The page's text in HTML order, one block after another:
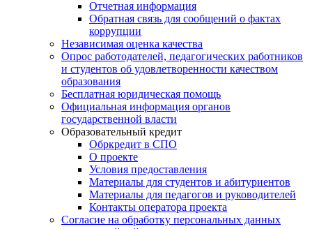
Отчетная информация
Обратная связь для сообщений о фактах
коррупции
Независимая оценка качества
Опрос работодателей, педагогических работников
и студентов об удовлетворенности качеством
образования
Бесплатная юридическая помощь
Официальная информация органов
государственной власти
Образовательный кредит
Обркредит в СПО
О проекте
Условия предоставления
Материалы для студентов и абитуриентов
Материалы для педагогов и руководителей
Контакты оператора проекта
Согласие на обработку персональных данных